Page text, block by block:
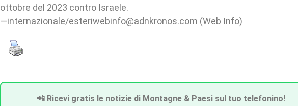
ottobre del 2023 contro Israele.
—internazionale/esteriwebinfo@adnkronos.com (Web Info)
📲 Ricevi gratis le notizie di Montagne & Paesi sul tuo telefonino!